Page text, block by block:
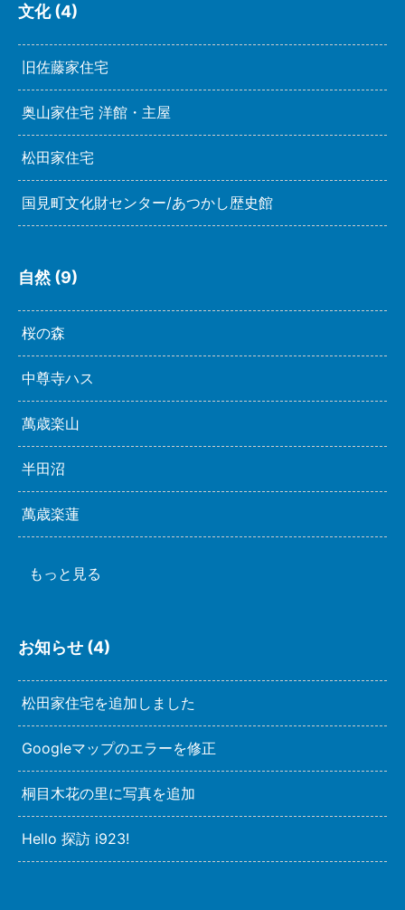
文化 (4)
旧佐藤家住宅
奥山家住宅 洋館・主屋
松田家住宅
国見町文化財センター/あつかし歴史館
自然 (9)
桜の森
中尊寺ハス
萬歳楽山
半田沼
萬歳楽蓮
もっと見る
お知らせ (4)
松田家住宅を追加しました
Googleマップのエラーを修正
桐目木花の里に写真を追加
Hello 探訪 i923!